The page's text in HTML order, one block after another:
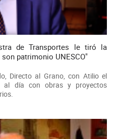
de Transportes le tiró la
patrimonio UNESCO"
Directo al Grano, con Atilio el
al día con obras y proyectos